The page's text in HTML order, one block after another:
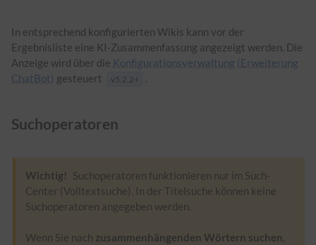
In entsprechend konfigurierten Wikis kann vor der
Ergebnisliste eine KI-Zusammenfassung angezeigt werden. Die
Anzeige wird über die Konfigurationsverwaltung (Erweiterung
ChatBot) gesteuert v5.2.2+
Suchoperatoren
Wichtig!
Suchoperatoren funktionieren nur im Such-
Center (Volltextsuche). In der Titelsuche können keine
Suchoperatoren angegeben werden.
Wenn Sie nach zusammenhängenden Wörtern suchen,